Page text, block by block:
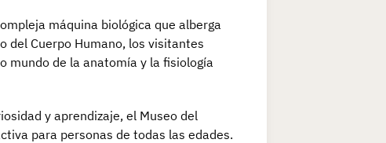
máquina biológica que alberga
del Cuerpo Humano, los visitantes
mundo de la anatomía y la fisiología
y aprendizaje, el Museo del
para personas de todas las edades.